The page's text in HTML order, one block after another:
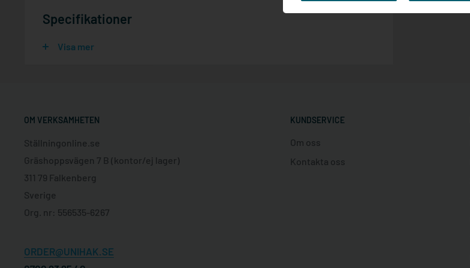
Specifikationer
Visa mer
OM VERKSAMHETEN
Ställningonline.se
Gräshoppsvägen 7 B (kontor/ej lager)
311 79 Falkenberg
Sverige
Org. nr: 556535-6267
ORDER@UNIHAK.SE
KUNDSERVICE
Om oss
Kontakta oss